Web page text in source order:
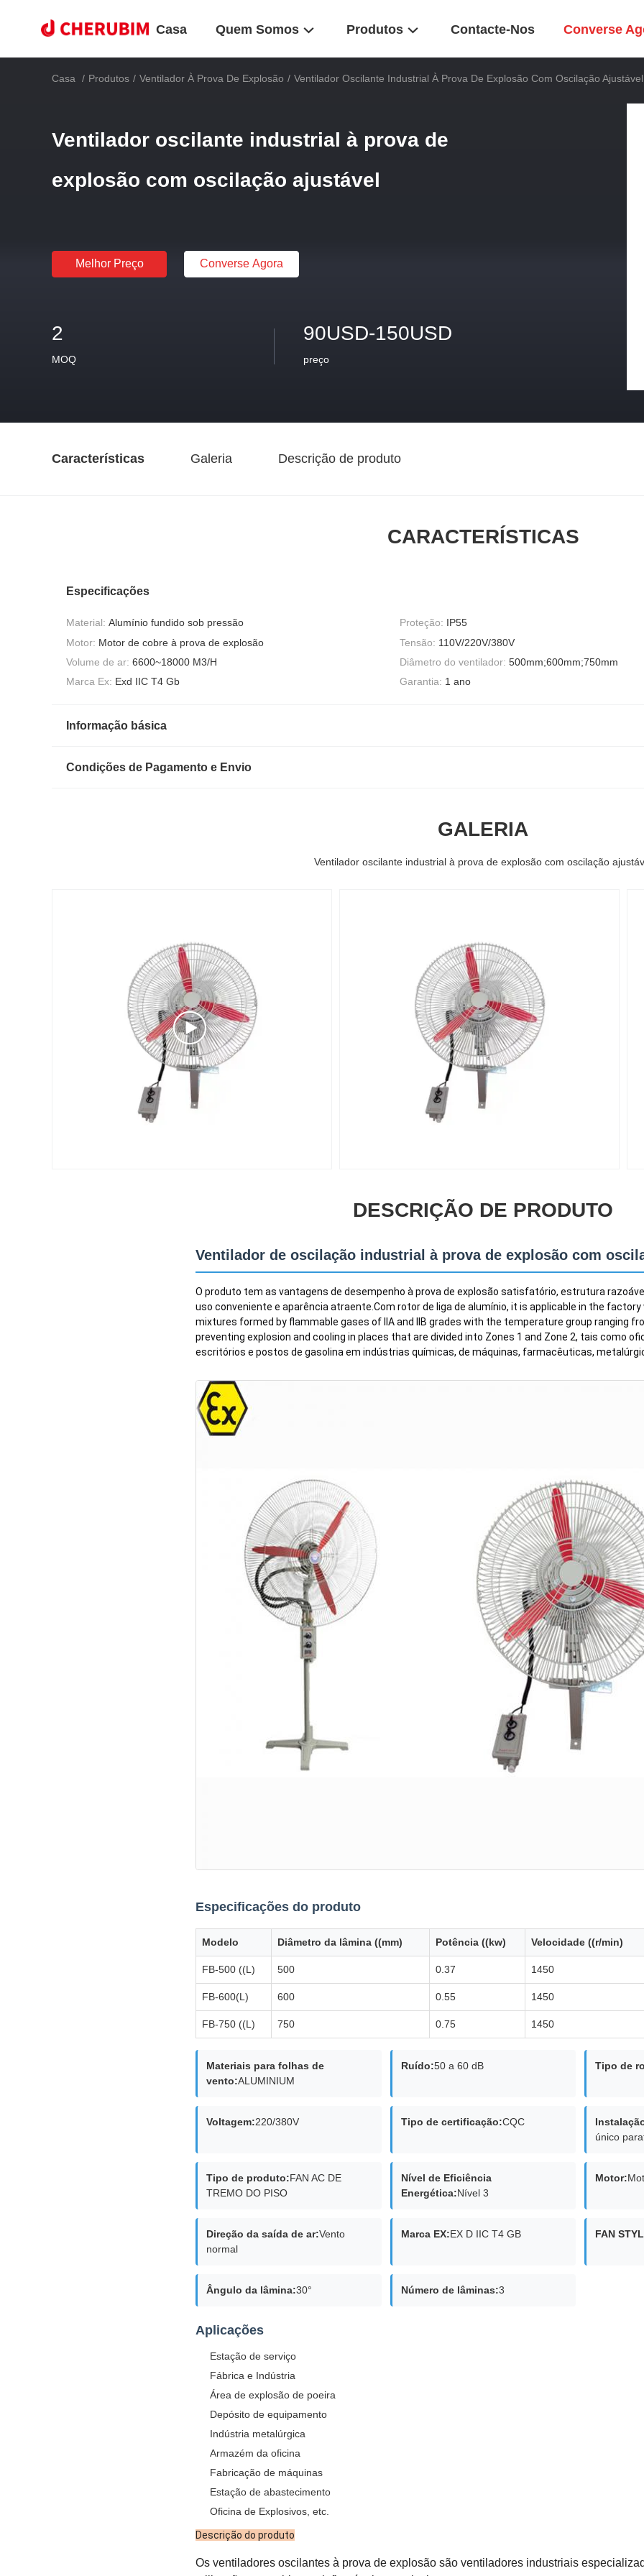
Casa Quem Somos Produtos Contacte-Nos Converse
Casa / Produtos / Ventilador À Prova De Explosão / Ventilador Oscilante Industrial À Prova De Explosão Com Oscilação Ajustável
Ventilador oscilante industrial à prova de
explosão com oscilação ajustável
Melhor Preço Converse Agora
2
MOQ
90USD-150USD
preço
Características Galeria Descrição de produto
CARACTERÍSTICAS
Especificações
Material: Alumínio fundido sob pressão Proteção: IP55
Motor: Motor de cobre à prova de explosão Tensão: 110V/220V/380V
Volume de ar: 6600~18000 M3/H Diâmetro do ventilador: 500mm;600mm;750mm
Marca Ex: Exd IIC T4 Gb Garantia: 1 ano
Informação básica
Condições de Pagamento e Envio
GALERIA
Ventilador oscilante industrial à prova de explosão com oscilação
DESCRIÇÃO DE PRODUTO
Ventilador de oscilação industrial à prova de explosão com
O produto tem as vantagens de desempenho à prova de explosão satisfatório, estrutura
uso conveniente e aparência atraente.Com rotor de liga de alumínio, it is applicable in the
mixtures formed by flammable gases of IIA and IIB grades with the temperature group ranging
preventing explosion and cooling in places that are divided into Zones 1 and Zone 2, tais como
escritórios e postos de gasolina em indústrias químicas, de máquinas, farmacêuticas,
Especificações do produto
Modelo Diâmetro da lâmina ((mm) Potência ((kw) Velocidade ((r/min)
FB-500 ((L) 500 0.37 1450
FB-600(L) 600 0.55 1450
FB-750 ((L) 750 0.75 1450
Materiais para folhas de
vento:ALUMINIUM
Ruído:50 a 60 dB Tipo de
Voltagem:220/380V Tipo de certificação:CQC
único
Tipo de produto:FAN AC DE
TREMO DO PISO
Nível de Eficiência
Energética:Nível 3
Motor:
Direção da saída de ar:Vento
normal
Marca EX:EX D IIC T4 GB FAN
Ângulo da lâmina:30° Número de lâminas:3
Aplicações
Estação de serviço
Fábrica e Indústria
Área de explosão de poeira
Depósito de equipamento
Indústria metalúrgica
Armazém da oficina
Fabricação de máquinas
Estação de abastecimento
Oficina de Explosivos, etc.
Descrição do produto
Os ventiladores oscilantes à prova de explosão são ventiladores industriais